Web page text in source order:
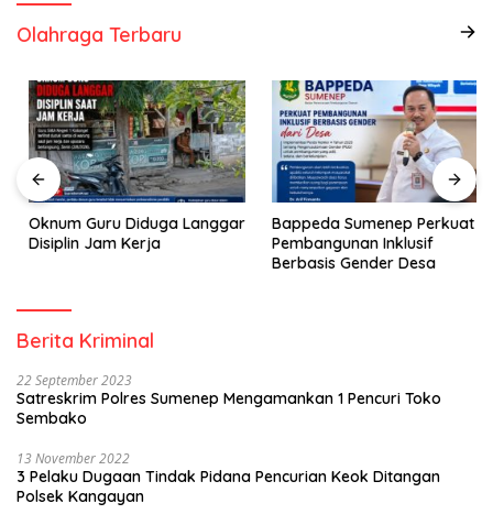
Olahraga Terbaru
Oknum Guru Diduga Langgar
Disiplin Jam Kerja
Bappeda Sumenep Perkuat
Pembangunan Inklusif
Berbasis Gender Desa
Berita Kriminal
22 September 2023
Satreskrim Polres Sumenep Mengamankan 1 Pencuri Toko
Sembako
13 November 2022
3 Pelaku Dugaan Tindak Pidana Pencurian Keok Ditangan
Polsek Kangayan